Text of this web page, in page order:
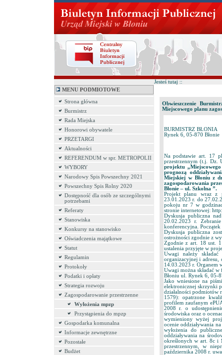
MENU PODMIOTOWE
Strona główna
Burmistrz
Rada Miejska
Honorowi obywatele
PRZETARGI
Aktualności
REFERENDUM w spr. METROPOLII
WYBORY
Narodowy Spis Powszechny 2021
Powszechny Spis Rolny 2020
Dostępność dla osób ze szczególnymi
potrzebami
Referaty
Stanowiska
Konkursy na stanowisko
Oświadczenia majątkowe
Statut
Regulamin
Protokoły
Podatki i opłaty
Strategia rozwoju
Zagospodarowanie przestrzenne
Wyłożenia mpzp
Przystąpienia do mpzp
Gospodarka komunalna
Informacje zewnętrzne
Pozostałe
Budżet
Jesteś tutaj ::
Obwieszczenie
Miejscowego planu
BURMISTRZ BŁONIA
Rynek 6, 05-870 Błonie
Na podstawie art. 17
przestrzennym (t.j.
projektu
prognozą
Miejskiej w Błoniu z
zagospodarowania
Błonie – ul. Szkolna ”.
Projekt planu wraz z
23.01.2023 r. do
pokoju nr 7 w
stronie internetowej:
Dyskusja publiczna
20.02.2023 r.
konferencyjna.
Dyskusja publiczna
ostrożności zgodnie z
Zgodnie z art. 18 ust. 1
ustalenia przyjęte w
Uwagi należy
organizacyjnej i adresu,
14.03.2023 r. Organem
Uwagi można składać
Błoniu ul. Rynek 6, 05-
Jako wniesione na
elektronicznej skrzynki
działalności podmiotów
1579): opatrzone
profilem zaufanym
2008 r. o
środowiska oraz o
wymieniony wyżej
ocenie oddziaływania
wyłożenia do
oddziaływania na
określonych w art. 8c i
przestrzennym, w
października 2008 r.